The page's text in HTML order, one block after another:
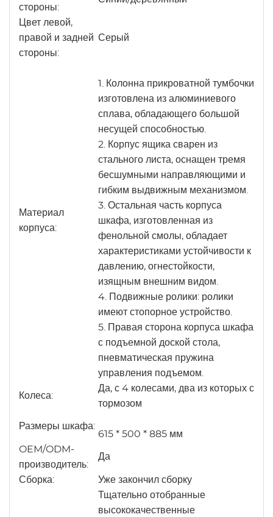
стороны:
Цвет левой,
правой и задней
стороны:
Серый
Материал
корпуса:
1. Колонна прикроватной тумбочки
изготовлена из алюминиевого
сплава, обладающего большой
несущей способностью.
2. Корпус ящика сварен из
стального листа, оснащен тремя
бесшумными направляющими и
гибким выдвижным механизмом.
3. Остальная часть корпуса
шкафа, изготовленная из
фенольной смолы, обладает
характеристиками устойчивости к
давлению, огнестойкости,
изящным внешним видом.
4. Подвижные ролики: ролики
имеют стопорное устройство.
5. Правая сторона корпуса шкафа
с подъемной доской стола,
пневматическая пружина
управления подъемом.
Колеса:
Да, с 4 колесами, два из которых с
тормозом
Размеры шкафа:
615 * 500 * 885 мм
OEM/ODM-
производитель:
Да
Сборка: Уже закончил сборку
Тщательно отобранные
высококачественные